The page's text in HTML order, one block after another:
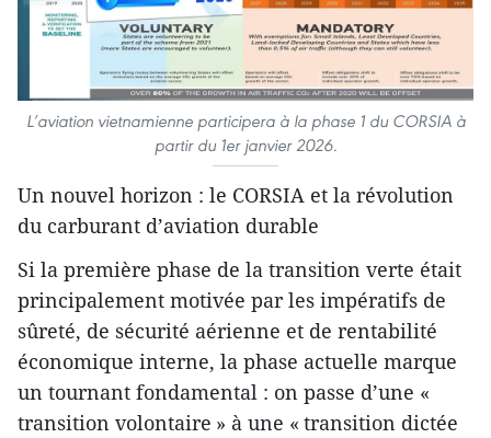
L’aviation vietnamienne participera à la phase 1 du CORSIA à
partir du 1er janvier 2026.
Un nouvel horizon : le CORSIA et la révolution
du carburant d’aviation durable
Si la première phase de la transition verte était
principalement motivée par les impératifs de
sûreté, de sécurité aérienne et de rentabilité
économique interne, la phase actuelle marque
un tournant fondamental : on passe d’une «
transition volontaire » à une « transition dictée